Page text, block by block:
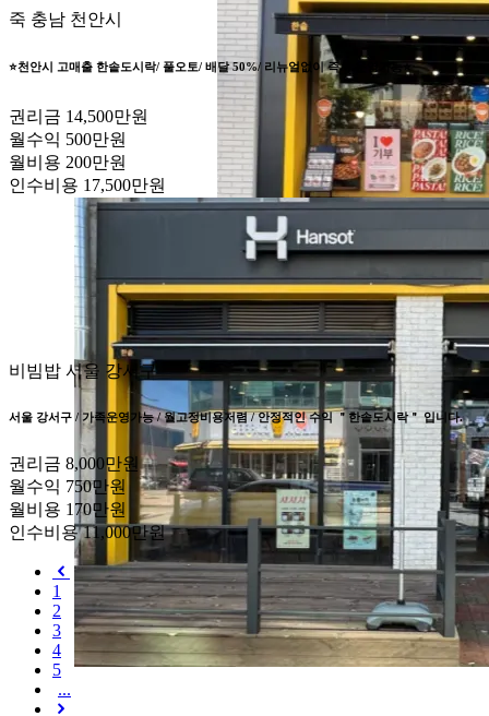
죽 충남 천안시
⭐️천안시 고매출 한솥도시락/ 풀오토/ 배달 50%/ 리뉴얼없이 즉시 운영가능⭐️
권리금 14,500만원
월수익 500만원
월비용 200만원
인수비용 17,500만원
비빔밥 서울 강서구
서울 강서구 / 가족운영가능 / 월고정비용저렴 / 안정적인 수익 ＂한솥도시락＂ 입니다.
권리금 8,000만원
월수익 750만원
월비용 170만원
인수비용 11,000만원
1
2
3
4
5
...